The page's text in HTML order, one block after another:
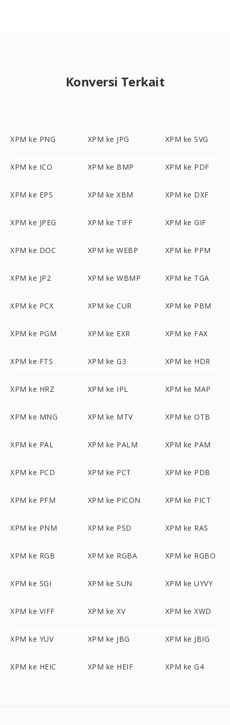
Konversi Terkait
XPM ke PNG XPM ke JPG XPM ke SVG
XPM ke ICO XPM ke BMP XPM ke PDF
XPM ke EPS XPM ke XBM XPM ke DXF
XPM ke JPEG XPM ke TIFF XPM ke GIF
XPM ke DOC XPM ke WEBP XPM ke PPM
XPM ke JP2 XPM ke WBMP XPM ke TGA
XPM ke PCX XPM ke CUR XPM ke PBM
XPM ke PGM XPM ke EXR XPM ke FAX
XPM ke FTS XPM ke G3 XPM ke HDR
XPM ke HRZ XPM ke IPL XPM ke MAP
XPM ke MNG XPM ke MTV XPM ke OTB
XPM ke PAL XPM ke PALM XPM ke PAM
XPM ke PCD XPM ke PCT XPM ke PDB
XPM ke PFM XPM ke PICON XPM ke PICT
XPM ke PNM XPM ke PSD XPM ke RAS
XPM ke RGB XPM ke RGBA XPM ke RGBO
XPM ke SGI XPM ke SUN XPM ke UYVY
XPM ke VIFF XPM ke XV XPM ke XWD
XPM ke YUV XPM ke JBG XPM ke JBIG
XPM ke HEIC XPM ke HEIF XPM ke G4